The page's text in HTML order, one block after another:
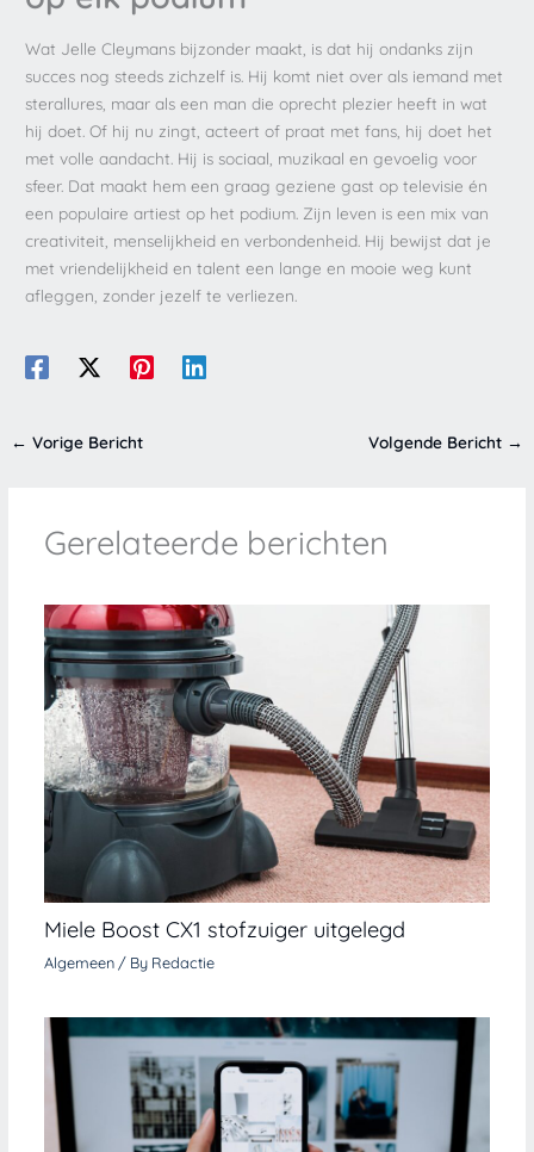
Wat Jelle Cleymans bijzonder maakt, is dat hij ondanks zijn
succes nog steeds zichzelf is. Hij komt niet over als iemand met
sterallures, maar als een man die oprecht plezier heeft in wat
hij doet. Of hij nu zingt, acteert of praat met fans, hij doet het
met volle aandacht. Hij is sociaal, muzikaal en gevoelig voor
sfeer. Dat maakt hem een graag geziene gast op televisie én
een populaire artiest op het podium. Zijn leven is een mix van
creativiteit, menselijkheid en verbondenheid. Hij bewijst dat je
met vriendelijkheid en talent een lange en mooie weg kunt
afleggen, zonder jezelf te verliezen.
← Vorige Bericht Volgende Bericht →
Gerelateerde berichten
Miele Boost CX1 stofzuiger uitgelegd
Algemeen/ By Redactie